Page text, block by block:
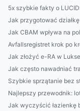
5x szybkie fakty o
Jak przygotować
Jak CBAM wpływa na
Avfallsregistret krok po
Jak złożyć e-RA w
Jak często nawadniać
Szybkie sprzątanie bez
Najlepszy przewodnik:
Jak wyczyścić łazienkę